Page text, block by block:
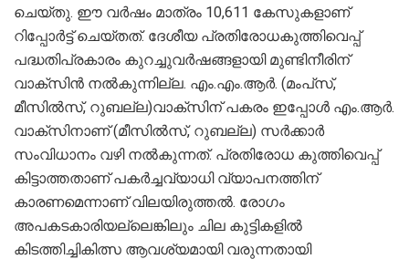
ചെയ്തു. ഈ വർഷം മാത്രം 10,611 കേസുകളാണ്
റിപ്പോർട്ട് ചെയ്തത്. ദേശീയ പ്രതിരോധകുത്തിവെപ്പ്
പദ്ധതിപ്രകാരം കുറച്ചുവർഷങ്ങളായി മുണ്ടിനീരിന്
വാക്‌സിൻ നൽകുന്നില്ല. എം.എം.ആർ. (മംപ്‌സ്,
മീസിൽസ്, റുബല്ല)വാക്‌സിന് പകരം ഇപ്പോൾ എം.ആർ.
വാക്‌സിനാണ് (മീസിൽസ്, റുബല്ല) സർക്കാർ
സംവിധാനം വഴി നൽകുന്നത്. പ്രതിരോധ കുത്തിവെപ്പ്
കിട്ടാത്തതാണ് പകർച്ചവ്യാധി വ്യാപനത്തിന്
കാരണമെന്നാണ് വിലയിരുത്തൽ. രോഗം
അപകടകാരിയല്ലെങ്കിലും ചില കുട്ടികളിൽ
കിടത്തിച്ചികിത്സ ആവശ്യമായി വരുന്നതായി